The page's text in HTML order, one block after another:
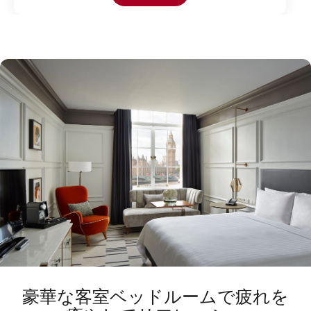
豪華な客室ベッドルームで疲れを